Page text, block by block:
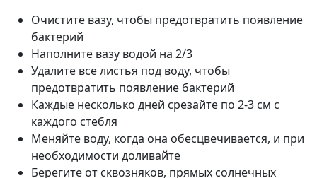
Очистите вазу, чтобы предотвратить появление
бактерий
Наполните вазу водой на 2/3
Удалите все листья под воду, чтобы
предотвратить появление бактерий
Каждые несколько дней срезайте по 2-3 см с
каждого стебля
Меняйте воду, когда она обесцвечивается, и при
необходимости доливайте
Берегите от сквозняков, прямых солнечных